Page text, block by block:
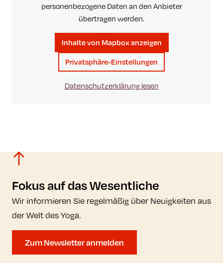
personenbezogene Daten an den Anbieter
übertragen werden.
Inhalte von Mapbox anzeigen
Privatsphäre-Einstellungen
Datenschutzerklärung lesen
Fokus auf das Wesentliche
Wir informieren Sie regelmäßig über Neuigkeiten aus
der Welt des Yoga.
Zum Newsletter anmelden